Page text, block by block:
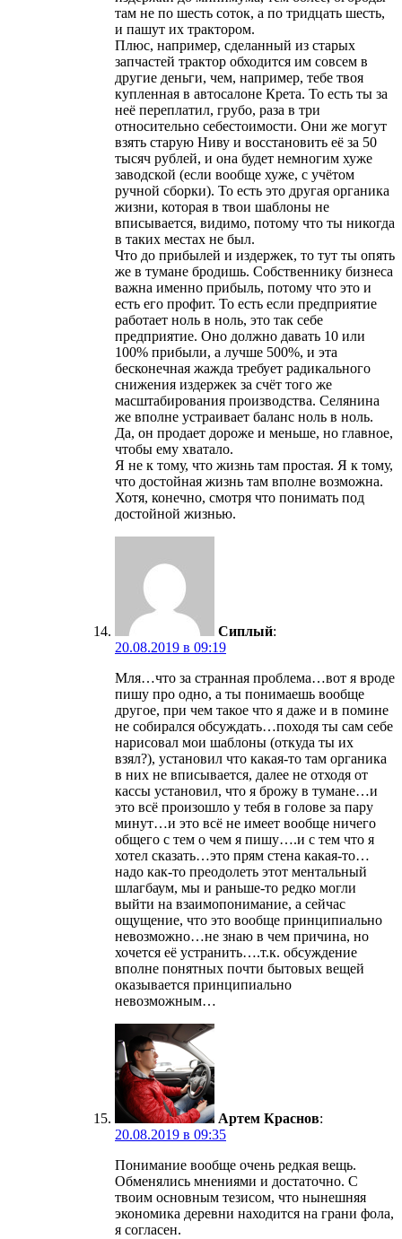
там не по шесть соток, а по тридцать шесть,
и пашут их трактором.
Плюс, например, сделанный из старых
запчастей трактор обходится им совсем в
другие деньги, чем, например, тебе твоя
купленная в автосалоне Крета. То есть ты за
неё переплатил, грубо, раза в три
относительно себестоимости. Они же могут
взять старую Ниву и восстановить её за 50
тысяч рублей, и она будет немногим хуже
заводской (если вообще хуже, с учётом
ручной сборки). То есть это другая органика
жизни, которая в твои шаблоны не
вписывается, видимо, потому что ты никогда
в таких местах не был.
Что до прибылей и издержек, то тут ты опять
же в тумане бродишь. Собственнику бизнеса
важна именно прибыль, потому что это и
есть его профит. То есть если предприятие
работает ноль в ноль, это так себе
предприятие. Оно должно давать 10 или
100% прибыли, а лучше 500%, и эта
бесконечная жажда требует радикального
снижения издержек за счёт того же
масштабирования производства. Селянина
же вполне устраивает баланс ноль в ноль.
Да, он продает дороже и меньше, но главное,
чтобы ему хватало.
Я не к тому, что жизнь там простая. Я к тому,
что достойная жизнь там вполне возможна.
Хотя, конечно, смотря что понимать под
достойной жизнью.
Сиплый:
20.08.2019 в 09:19
Мля…что за странная проблема…вот я вроде
пишу про одно, а ты понимаешь вообще
другое, при чем такое что я даже и в помине
не собирался обсуждать…походя ты сам себе
нарисовал мои шаблоны (откуда ты их
взял?), установил что какая-то там органика
в них не вписывается, далее не отходя от
кассы установил, что я брожу в тумане…и
это всё произошло у тебя в голове за пару
минут…и это всё не имеет вообще ничего
общего с тем о чем я пишу….и с тем что я
хотел сказать…это прям стена какая-то…
надо как-то преодолеть этот ментальный
шлагбаум, мы и раньше-то редко могли
выйти на взаимопонимание, а сейчас
ощущение, что это вообще принципиально
невозможно…не знаю в чем причина, но
хочется её устранить….т.к. обсуждение
вполне понятных почти бытовых вещей
оказывается принципиально
невозможным…
Артем Краснов:
20.08.2019 в 09:35
Понимание вообще очень редкая вещь.
Обменялись мнениями и достаточно. С
твоим основным тезисом, что нынешняя
экономика деревни находится на грани фола,
я согласен.